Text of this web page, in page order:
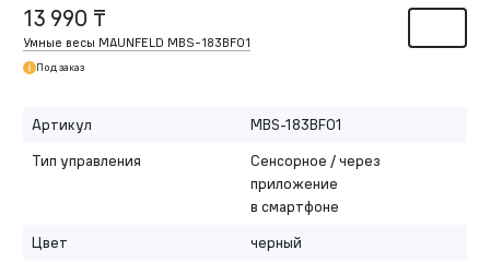
13 990 ₸
Умные весы MAUNFELD MBS-183BF01
Под заказ
Артикул
MBS-183BF01
Тип управления
Сенсорное / через
приложение
в смартфоне
Цвет
черный